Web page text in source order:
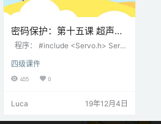
密码保护：第十五课 超声波
避障小车
程序： #include <Servo.h> Serv
12; int trigPin = 2; int echoPin = 3;
int leftPin1 = 7; int leftPin2 = 4; int
四级课件
455 0
Luca 19年12月4日